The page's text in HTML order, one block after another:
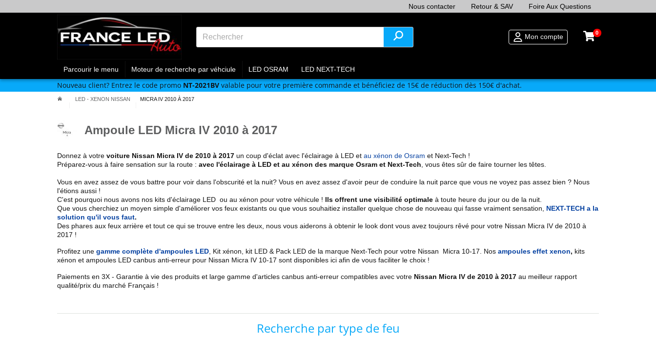
Nous contacter Retour & SAV Foire Aux Questions
Mon compte 0
Parcourir le menu Moteur de recherche par véhciule LED OSRAM LED NEXT-TECH
Nouveau client? Entrez le code promo NT-2021BV valable pour votre première commande et bénéficiez de 15€ de réduction dès 150€ d'achat.
LED - XENON NISSAN MICRA IV 2010 À 2017
Ampoule LED Micra IV 2010 à 2017
Donnez à votre voiture Nissan Micra IV de 2010 à 2017 un coup d'éclat avec l'éclairage à LED et au xénon de Osram et Next-Tech !
Préparez-vous à faire sensation sur la route : avec l'éclairage à LED et au xénon des marque Osram et Next-Tech , vous êtes sûr de faire tourner les têtes.
Vous en avez assez de vous battre pour voir dans l'obscurité et la nuit? Vous en avez assez d'avoir peur de conduire la nuit parce que vous ne voyez pas assez bien ? Nous
l'étions aussi !
C'est pourquoi nous avons nos kits d'éclairage LED ou au xénon pour votre véhicule ! Ils offrent une visibilité optimale à toute heure du jour ou de la nuit.
Que vous cherchiez un moyen simple d'améliorer vos feux existants ou que vous souhaitiez installer quelque chose de nouveau qui fasse vraiment sensation,
NEXT-TECH a la
solution qu'il vous faut.
Des phares aux feux arrière et tout ce qui se trouve entre les deux, nous vous aiderons à obtenir le look dont vous avez toujours rêvé pour votre Nissan Micra IV de 2010 à
2017 !
Profitez une gamme complète d'ampoules LED Kit xénon, kit LED & Pack LED de la marque Next-Tech pour votre Nissan Micra 10-17 . Nos ampoules effet xenon, kits
xénon et ampoules LED canbus anti-erreur pour Nissan Micra IV 10-17 sont disponibles ici afin de vous faciliter le choix !
Paiements en 3X - Garantie à vie des produits et large gamme d'articles canbus anti-erreur compatibles avec votre Nissan Micra IV de 2010 à 2017 au meilleur rapport
qualité/prix du marché Français !
Recherche par type de feu